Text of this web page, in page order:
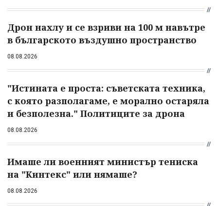
Дрон нахлу и се взриви на 100 м навътре
в българското въздушно пространство
08.08.2026
"Истината е проста: съветската техника,
с която разполагаме, е морално остаряла
и безполезна." Политиците за дрона
08.08.2026
Имаше ли военният министър тениска
на "Кинтекс" или нямаше?
08.08.2026